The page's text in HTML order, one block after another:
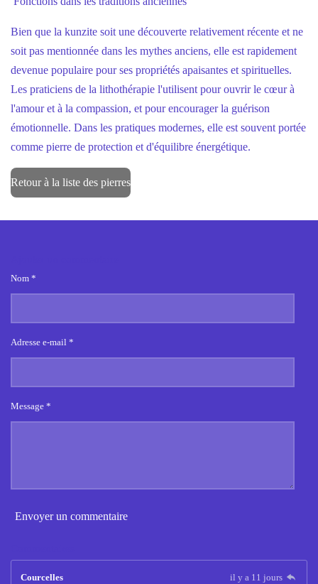
Bien que la kunzite soit une découverte relativement récente et ne
soit pas mentionnée dans les mythes anciens, elle est rapidement
devenue populaire pour ses propriétés apaisantes et spirituelles.
Les praticiens de la lithothérapie l'utilisent pour ouvrir le cœur à
l'amour et à la compassion, et pour encourager la guérison
émotionnelle. Dans les pratiques modernes, elle est souvent portée
comme pierre de protection et d'équilibre énergétique.
Retour à la liste des pierres
Nom *
Adresse e-mail *
Message *
Envoyer un commentaire
Courcelles
il y a 11 jours